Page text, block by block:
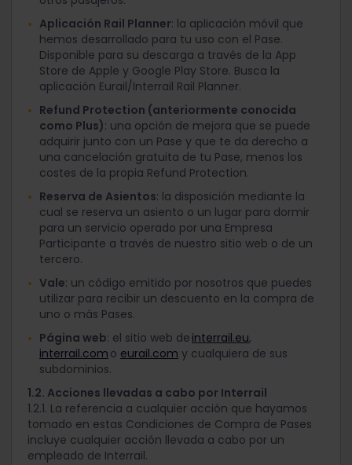
Aplicación Rail Planner: la aplicación móvil que
hemos desarrollado para tu uso con el Pase.
Disponible para su descarga a través de la App
Store de Apple y Google Play Store. Busca la
aplicación Eurail/Interrail Rail Planner.
Refund Protection (anteriormente conocida
como Plus): una opción de mejora que se puede
adquirir junto con un Pase y que te da derecho a
una cancelación gratuita de tu Pase, menos los
costes de la propia Refund Protection.
Reserva de Asientos: la disposición mediante la
cual se reserva un asiento o un lugar para dormir
para un servicio operado por una Empresa
Participante a través de nuestro sitio web o de un
tercero.
Vale: un código emitido por nosotros que puedes
utilizar para recibir un descuento en la compra de
uno o más Pases.
Página web: el sitio web de interrail.eu,
interrail.com o eurail.com y cualquiera de sus
subdominios.
1.2. Acciones llevadas a cabo por Interrail
1.2.1. La referencia a cualquier acción que hayamos
tomado en estas Condiciones de Compra de Pases
incluye cualquier acción llevada a cabo por un
empleado de Interrail.